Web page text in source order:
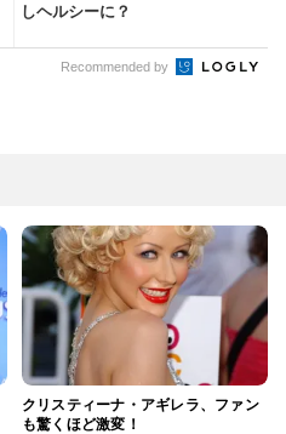
しヘルシーに？
Recommended by
クリスティーナ・アギレラ、ファン
も驚くほど激変！